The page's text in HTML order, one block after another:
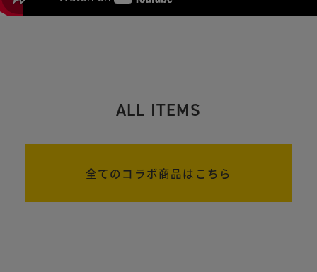
ALL ITEMS
全てのコラボ商品はこちら